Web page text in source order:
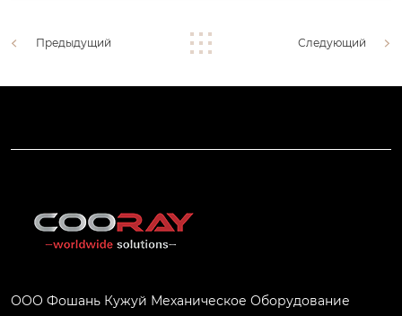
Предыдущий Следующий
ООО Фошань Кужуй Механическое Оборудование